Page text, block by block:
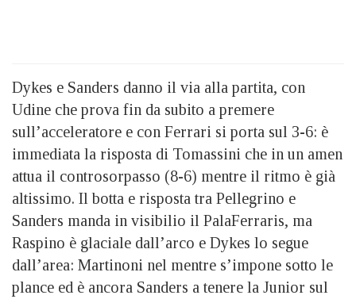
Dykes e Sanders danno il via alla partita, con
Udine che prova fin da subito a premere
sull’acceleratore e con Ferrari si porta sul 3-6: è
immediata la risposta di Tomassini che in un amen
attua il controsorpasso (8-6) mentre il ritmo è già
altissimo. Il botta e risposta tra Pellegrino e
Sanders manda in visibilio il PalaFerraris, ma
Raspino è glaciale dall’arco e Dykes lo segue
dall’area: Martinoni nel mentre s’impone sotto le
plance ed è ancora Sanders a tenere la Junior sul